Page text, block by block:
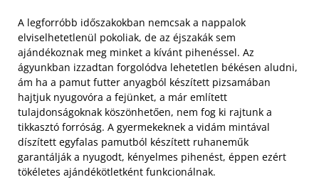
A legforróbb időszakokban nemcsak a nappalok
elviselhetetlenül pokoliak, de az éjszakák sem
ajándékoznak meg minket a kívánt pihenéssel. Az
ágyunkban izzadtan forgolódva lehetetlen békésen aludni,
ám ha a pamut futter anyagból készített pizsamában
hajtjuk nyugovóra a fejünket, a már említett
tulajdonságoknak köszönhetően, nem fog ki rajtunk a
tikkasztó forróság. A gyermekeknek a vidám mintával
díszített egyfalas pamutból készített ruhaneműk
garantálják a nyugodt, kényelmes pihenést, éppen ezért
tökéletes ajándékötletként funkcionálnak.